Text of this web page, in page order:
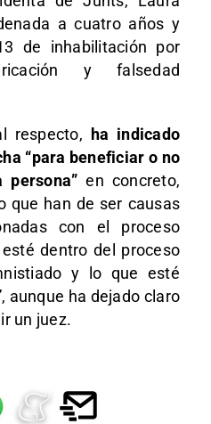
a cuatro años y
de inhabilitación por
y falsedad
respecto,
ha indicado
“para beneficiar o no
persona” en concreto,
que han de ser causas
con el proceso
dentro del proceso
y lo que esté
aunque ha dejado claro
un juez.